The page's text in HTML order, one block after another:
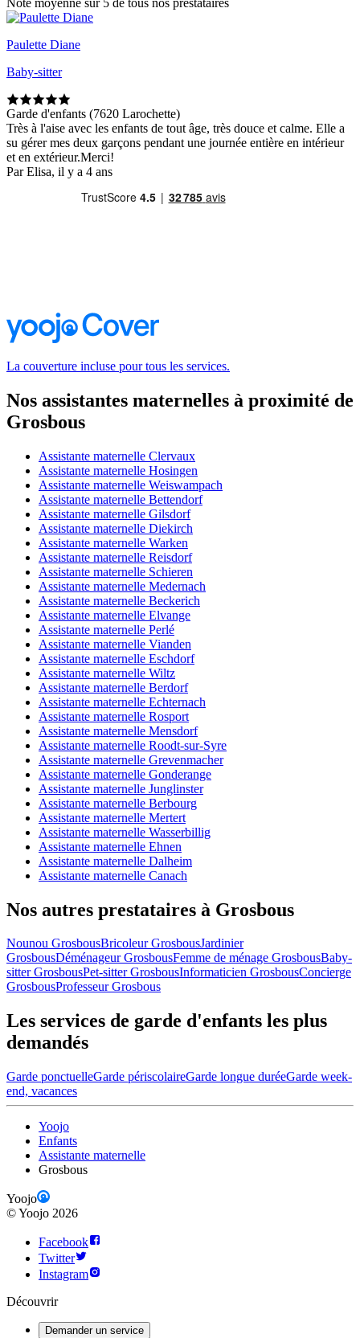
Note moyenne sur 5 de tous nos prestataires
Paulette Diane
Baby-sitter
Garde d'enfants (7620 Larochette)
Très à l'aise avec les enfants de tout âge, très douce et calme. Elle a
su gérer mes deux garçons pendant une journée entière en intérieur
et en extérieur.Merci!
Par Elisa, il y a 4 ans
La couverture incluse pour tous les services.
Nos assistantes maternelles à proximité de
Grosbous
Assistante maternelle Clervaux
Assistante maternelle Hosingen
Assistante maternelle Weiswampach
Assistante maternelle Bettendorf
Assistante maternelle Gilsdorf
Assistante maternelle Diekirch
Assistante maternelle Warken
Assistante maternelle Reisdorf
Assistante maternelle Schieren
Assistante maternelle Medernach
Assistante maternelle Beckerich
Assistante maternelle Elvange
Assistante maternelle Perlé
Assistante maternelle Vianden
Assistante maternelle Eschdorf
Assistante maternelle Wiltz
Assistante maternelle Berdorf
Assistante maternelle Echternach
Assistante maternelle Rosport
Assistante maternelle Mensdorf
Assistante maternelle Roodt-sur-Syre
Assistante maternelle Grevenmacher
Assistante maternelle Gonderange
Assistante maternelle Junglinster
Assistante maternelle Berbourg
Assistante maternelle Mertert
Assistante maternelle Wasserbillig
Assistante maternelle Ehnen
Assistante maternelle Dalheim
Assistante maternelle Canach
Nos autres prestataires à Grosbous
Nounou GrosbousBricoleur GrosbousJardinier
GrosbousDéménageur GrosbousFemme de ménage GrosbousBaby-
sitter GrosbousPet-sitter GrosbousInformaticien GrosbousConcierge
GrosbousProfesseur Grosbous
Les services de garde d'enfants les plus
demandés
Garde ponctuelleGarde périscolaireGarde longue duréeGarde week-
end, vacances
Yoojo
Enfants
Assistante maternelle
Grosbous
Yoojo
©Yoojo 2026
Facebook
Twitter
Instagram
Découvrir
Demander un service